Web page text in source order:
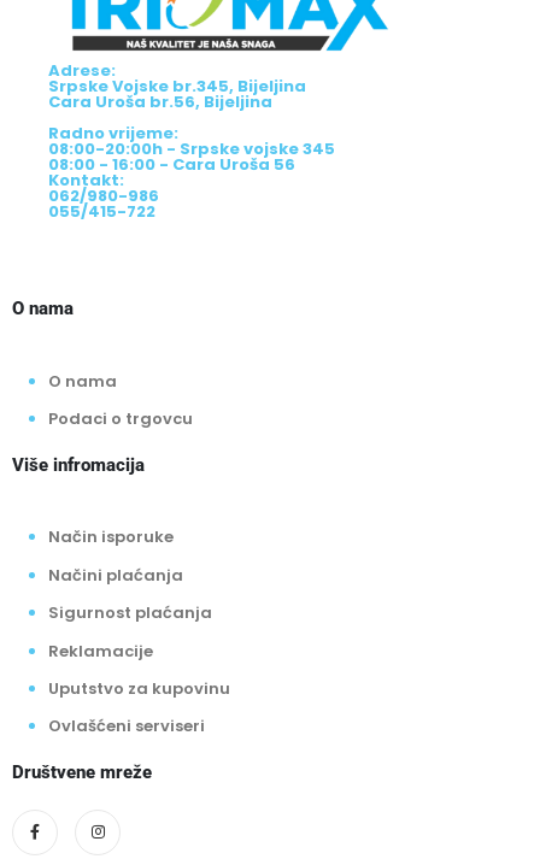
Adrese:
Srpske Vojske br.345, Bijeljina
Cara Uroša br.56, Bijeljina
Radno vrijeme:
08:00-20:00h - Srpske vojske 345
08:00 - 16:00 - Cara Uroša 56
Kontakt:
062/980-986
055/415-722
O nama
O nama
Podaci o trgovcu
Više infromacija
Način isporuke
Načini plaćanja
Sigurnost plaćanja
Reklamacije
Uputstvo za kupovinu
Ovlašćeni serviseri
Društvene mreže